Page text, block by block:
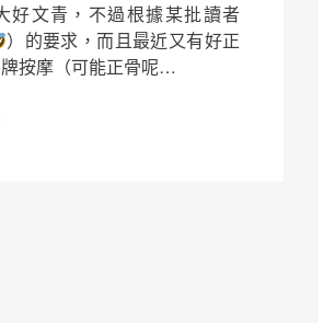
好文青，不過根據某批讀者
）的要求，而且最近又有好正
按摩（可能正骨呢…